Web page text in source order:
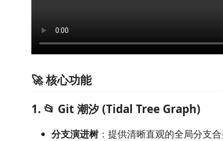
🚀 核心功能
1. 📂 Git 潮汐 (Tidal Tree Graph)
分支演进树：提供清晰直观的全局分支